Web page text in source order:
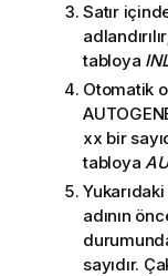
Satır
tabloya
Otomatik
xx bir
tabloya
adının
sayıdır.